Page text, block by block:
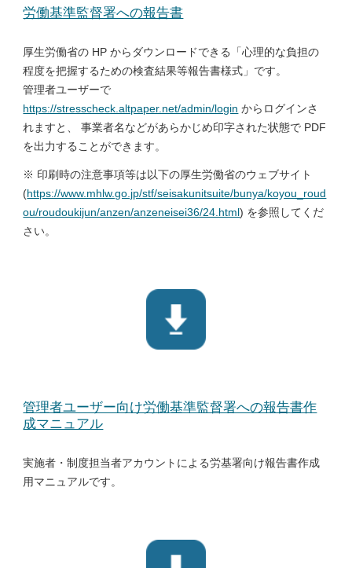
労働基準監督署への報告書
厚生労働省の HP からダウンロードできる「心理的な負担の
程度を把握するための検査結果等報告書様式」です。
管理者ユーザーで
https://stresscheck.altpaper.net/admin/login からログインさ
れますと、 事業者名などがあらかじめ印字された状態で PDF
を出力することができます。
※ 印刷時の注意事項等は以下の厚生労働省のウェブサイト
(https://www.mhlw.go.jp/stf/seisakunitsuite/bunya/koyou_roud
ou/roudoukijun/anzen/anzeneisei36/24.html) を参照してくだ
さい。
管理者ユーザー向け労働基準監督署への報告書作
成マニュアル
実施者・制度担当者アカウントによる労基署向け報告書作成
用マニュアルです。